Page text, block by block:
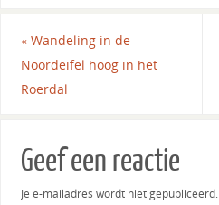
«Wandeling in de
Noordeifel hoog in het
Roerdal
Geef een reactie
Je e-mailadres wordt niet gepubliceerd.